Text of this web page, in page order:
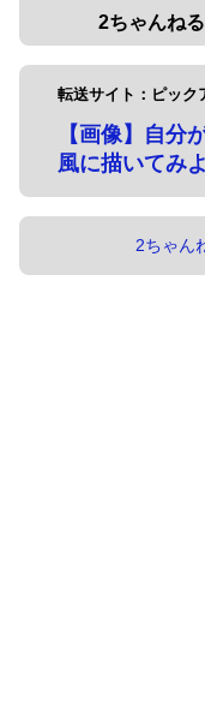
2ちゃんね
転送サイト：ピック
【画像】自分
風に描いてみ
2ちゃん